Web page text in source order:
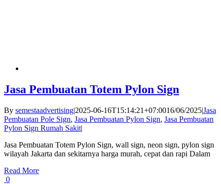
Jasa Pembuatan Totem Pylon Sign
By semestaadvertising|2025-06-16T15:14:21+07:0016/06/2025|Jasa
Pembuatan Pole Sign, Jasa Pembuatan Pylon Sign, Jasa Pembuatan
Pylon Sign Rumah Sakit|
Jasa Pembuatan Totem Pylon Sign, wall sign, neon sign, pylon sign
wilayah Jakarta dan sekitarnya harga murah, cepat dan rapi Dalam
Read More
0